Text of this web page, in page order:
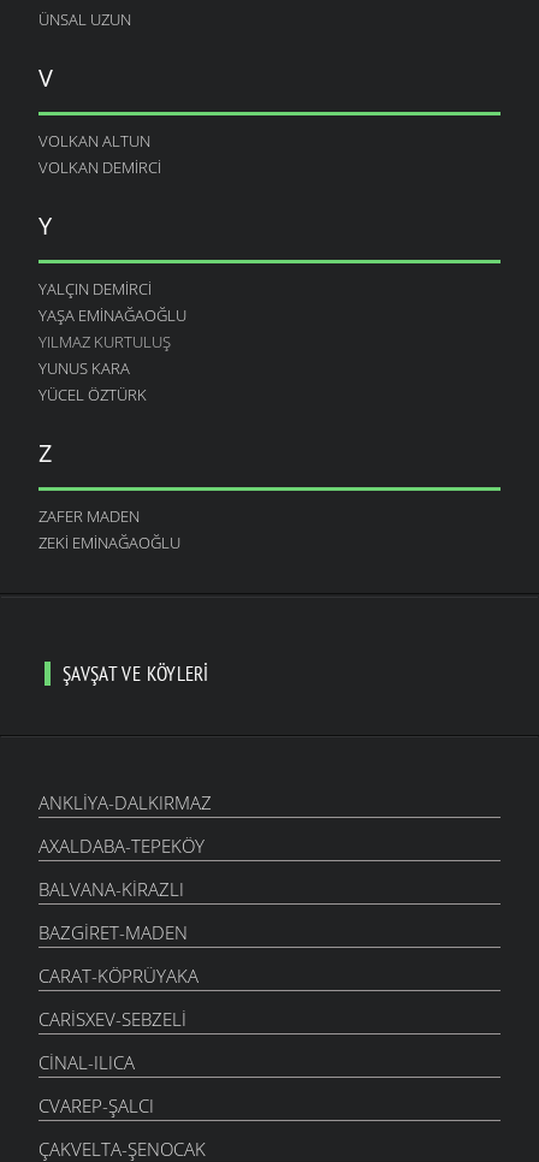
ÜNSAL UZUN
V
VOLKAN ALTUN
VOLKAN DEMIRCI
Y
YALÇIN DEMIRCI
YAŞA EMINAĞAOĞLU
YILMAZ KURTULUŞ
YUNUS KARA
YÜCEL ÖZTÜRK
Z
ZAFER MADEN
ZEKI EMINAĞAOĞLU
ŞAVŞAT VE KÖYLERI
ANKLIYA-DALKIRMAZ
AXALDABA-TEPEKÖY
BALVANA-KIRAZLI
BAZGIRET-MADEN
CARAT-KÖPRÜYAKA
CARISXEV-SEBZELI
CINAL-ILICA
CVAREP-ŞALCI
ÇAKVELTA-ŞENOCAK